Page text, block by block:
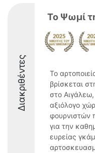
Διακριθέντες
Το Ψωμί
Το
βρίσκεται
στο
αξιόλογο
φουρνιστών
για την
ευρείας